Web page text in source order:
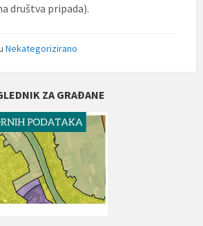
društva pripada).
Nekategorizirano
ZA GRAĐANE